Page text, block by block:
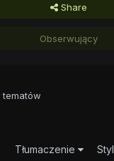
Share
Obserwujący
tematów
Tłumaczenie Styl